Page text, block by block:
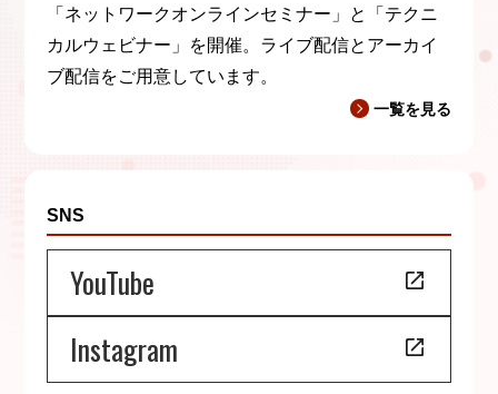
「ネットワークオンラインセミナー」と「テクニ
カルウェビナー」を開催。ライブ配信とアーカイ
ブ配信をご用意しています。
一覧を見る
SNS
YouTube
Instagram